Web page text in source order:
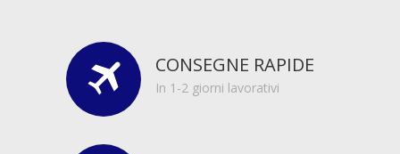
CONSEGNE RAPIDE
In 1-2 giorni lavorativi